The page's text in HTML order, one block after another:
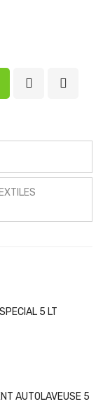
5 LT
AUTOLAVEUSE 5